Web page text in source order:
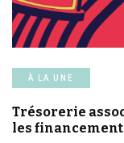
À LA UNE
Trésorerie
les